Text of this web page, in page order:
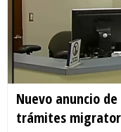
Nuevo anuncio
trámites